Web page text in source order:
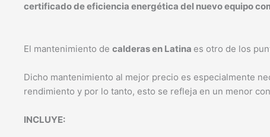
certificado de eficiencia energética del nuevo equipo
El mantenimiento de calderas en Latina es otro de los
Dicho mantenimiento al mejor precio es especialmente
rendimiento y por lo tanto, esto se refleja en un menor
INCLUYE: